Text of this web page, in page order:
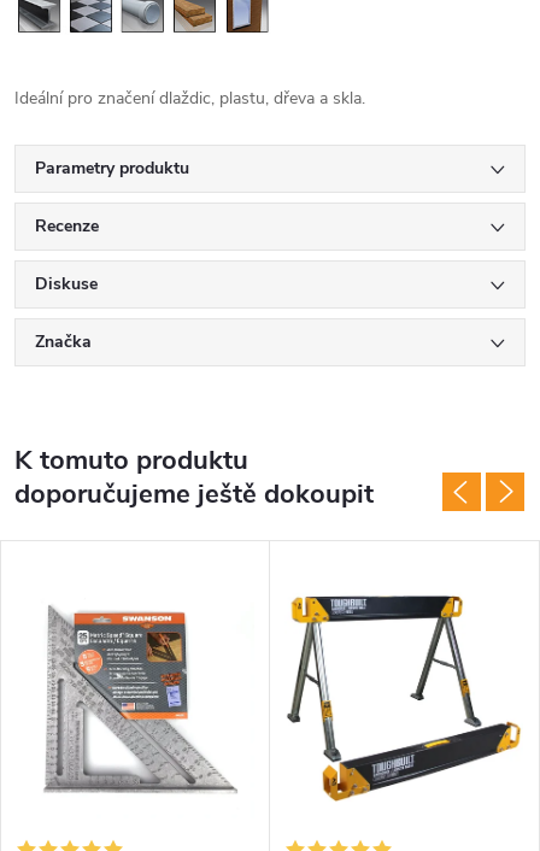
Ideální pro značení dlaždic, plastu, dřeva a skla.
Parametry produktu
Recenze
Diskuse
Značka
K tomuto produktu
doporučujeme ještě dokoupit